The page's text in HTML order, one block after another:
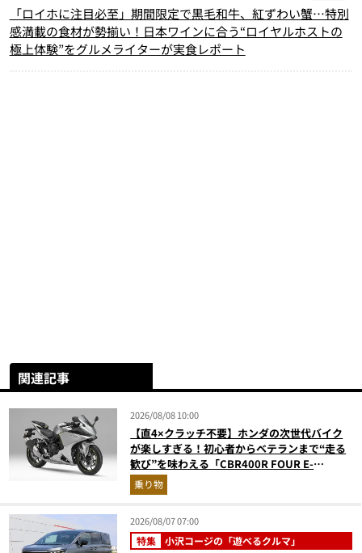
「ロイホに注目必至」期間限定で黒毛和牛、紅ずわい蟹…特別
感満載の食材が勢揃い！日本ワインに合う“ロイヤルホストの
極上体験”をグルメライターが実食レポート
関連記事
2026/08/08 10:00
【直4×クラッチ不要】ホンダの次世代バイク
が楽しすぎる！初心者からベテランまで“走る
歓び”を味わえる「CBR400R FOUR E-
Clutch」を徹底解説
乗り物
2026/08/07 07:00
特集 小沢コージの「遊べるクルマ」